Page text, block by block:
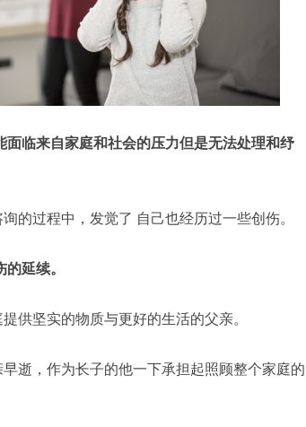
面临来自家庭和社会的压力但是无法处理和纾
的过程中，发觉了 自己也经历过一些创伤。
的延续。
供坚实的物质与更好的生活的父亲。
逝，作为长子的他一下承担起照顾整个家庭的